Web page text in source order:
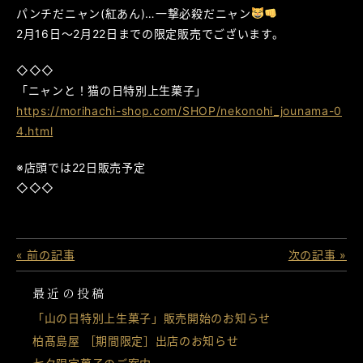
最近の投稿
「山の日特別上生菓子」販売開始のお知らせ
柏髙島屋 ［期間限定］出店のお知らせ
パンチだニャン(紅あん)…一撃必殺だニャン
2月16日～2月22日までの限定販売でございます。
◇◇◇
「ニャンと！猫の日特別上生菓子」
https://morihachi-shop.com/SHOP/nekonohi_jounama-0
4.html
※店頭では22日販売予定
◇◇◇
« 前の記事 次の記事 »